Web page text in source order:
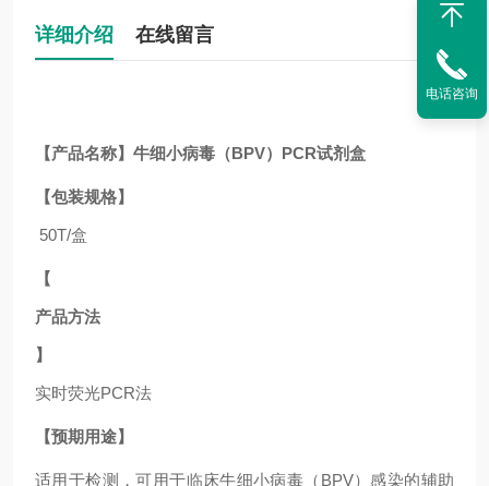
详细介绍 在线留言
【产品名称】牛细小病毒（BPV）PCR试剂盒
【包装规格】
50T/盒
【
产品方法
】
实时荧光PCR法
【预期用途】
适用于检测，可用于临床牛细小病毒（BPV） 感染的辅助
电话咨询